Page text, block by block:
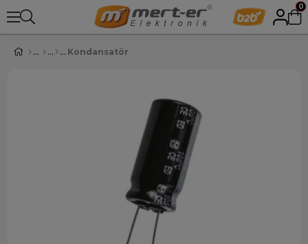
0
Kondansatör